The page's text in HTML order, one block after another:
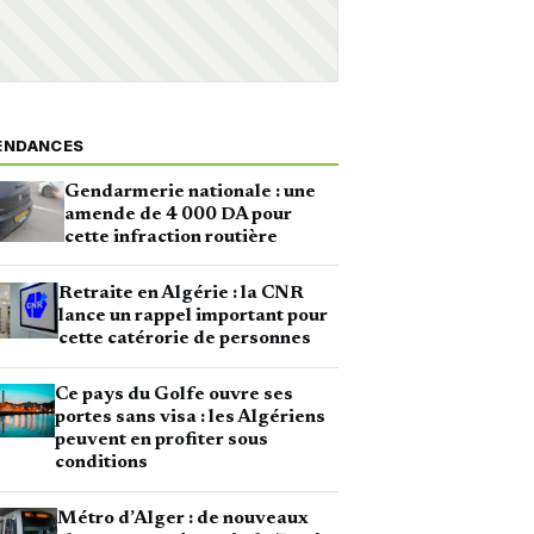
Gendarmerie nationale : une
amende de 4 000 DA pour
cette infraction routière
Retraite en Algérie : la CNR
lance un rappel important pour
cette catérorie de personnes
Ce pays du Golfe ouvre ses
portes sans visa : les Algériens
peuvent en profiter sous
conditions
Métro d’Alger : de nouveaux